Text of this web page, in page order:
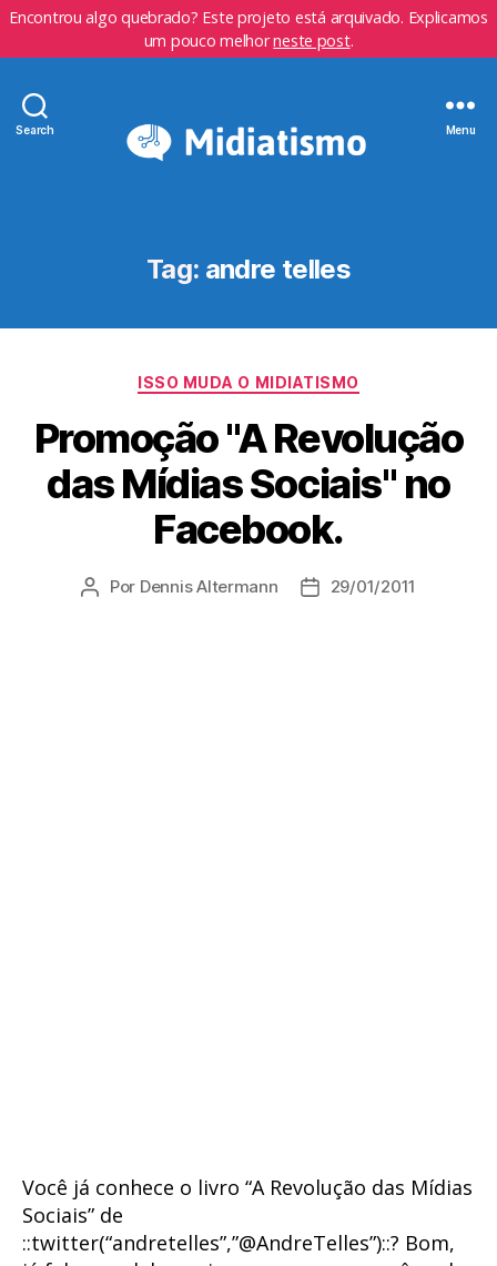
Encontrou algo quebrado? Este projeto está arquivado. Explicamos
um pouco melhorneste post.
Search Menu
Tag: andre telles
Categorias
ISSO MUDA O MIDIATISMO
Promoção "A Revolução
das Mídias Sociais" no
Facebook.
Autor
Por Dennis Altermann
Data29/01/2011
Você já conhece o livro “A Revolução das Mídias
Sociais” de
::twitter(“andretelles”,”@AndreTelles”)::? Bom,